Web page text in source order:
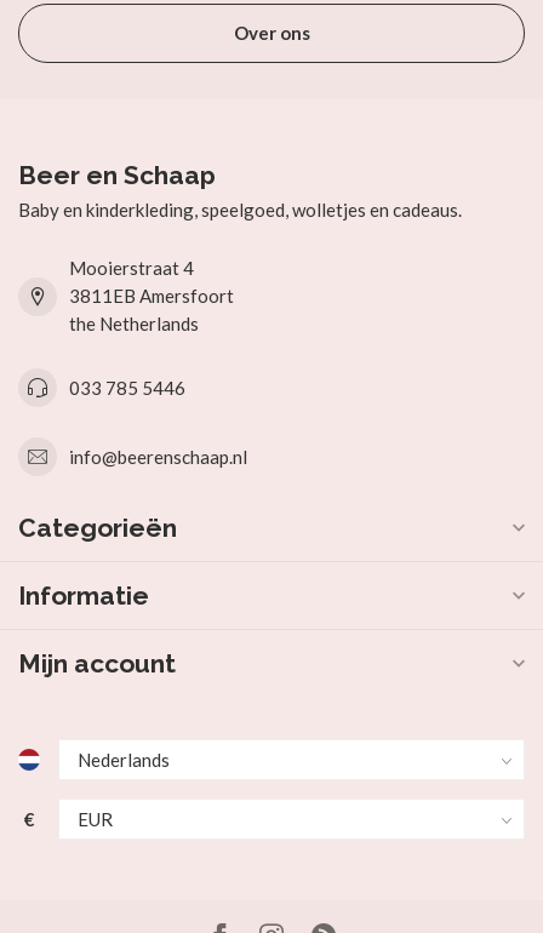
Over ons
Beer en Schaap
Baby en kinderkleding, speelgoed, wolletjes en cadeaus.
Mooierstraat 4
3811EB Amersfoort
the Netherlands
033 785 5446
info@beerenschaap.nl
Categorieën
Informatie
Mijn account
€